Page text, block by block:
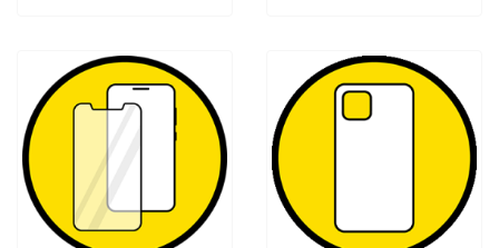
Životinjsko carstvo Takeoff